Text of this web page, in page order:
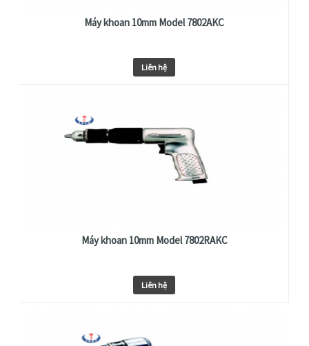
Máy khoan 10mm Model 7802AKC
Liên hệ
Máy khoan 10mm Model 7802RAKC
Liên hệ